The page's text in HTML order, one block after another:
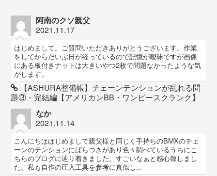
阿南のクソ親父
2021.11.17
はじめまして。ご質問いただきありがとうございます。作業
をしてからだいぶ日が経っているので記憶が曖昧ですが画像
にある板付きナットは大きいやつ2枚で問題なかったような気
がします。
【ASHURA整備帳】チェーンテンションが乱れる問
題③・完結編【アメリカンBB・ワンピースクランク】
なか
2021.11.14
こんにちははじめまして親父様と同じく手持ちのBMXのチェ
ーンのテンションにばらつきがあり色々調べているうちにこ
ちらのブログに辿り着きました。すごいなぁと感心致しまし
た。私も自作の圧入工具を参考に真似し...